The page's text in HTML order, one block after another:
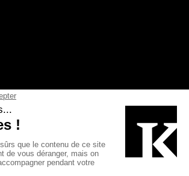
de Kollectif
de Kollectif
de Kollectif